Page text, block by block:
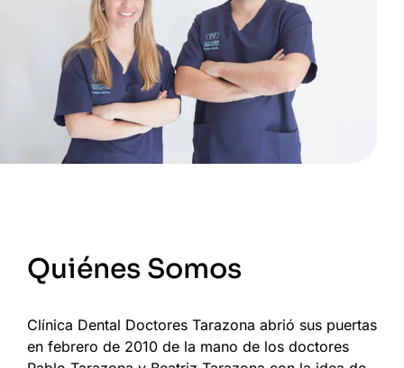
Quiénes Somos
Clínica Dental Doctores Tarazona abrió sus puertas
en febrero de 2010 de la mano de los doctores